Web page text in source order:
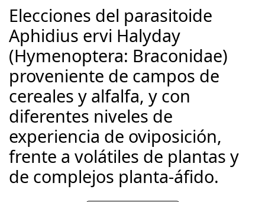
Elecciones del parasitoide
Aphidius ervi Halyday
(Hymenoptera: Braconidae)
proveniente de campos de
cereales y alfalfa, y con
diferentes niveles de
experiencia de oviposición,
frente a volátiles de plantas y
de complejos planta-áfido.